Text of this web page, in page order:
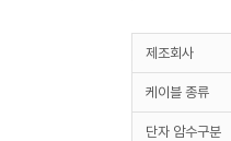
제조회사
케이블 종류
단자 암수구분